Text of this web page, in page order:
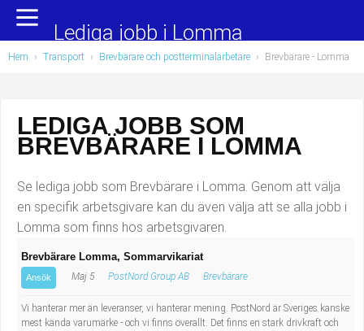
Yrkesområden
Administration, ekonomi, juridik
Chefer och verksamhetsledare
Data/IT
Försäljning, inköp, marknadsföring
Hantverksyrken
Hotell, restaurang, storhushåll
Populära jobb
Undersköterska, hemtjänst och äldreboende
Barnskötare
Lärare i förskola/Förskollärare
Lagerarbetare
Bussförare/Busschaufför
Elevassistent
Lediga jobb i Lomma
Hem › Transport › Brevbärare och postterminalarbetare › Brevbärare - Lomma
LEDIGA JOBB SOM
BREVBÄRARE I LOMMA
Se lediga jobb som Brevbärare i Lomma. Genom att välja
en specifik arbetsgivare kan du även välja att se alla jobb i
Lomma som finns hos arbetsgivaren.
Brevbärare Lomma, Sommarvikariat
Ansök Maj 5 PostNord Group AB Brevbärare
Vi hanterar mer än leveranser, vi hanterar mening. PostNord är Sveriges kanske
mest kända varumärke - och vi finns överallt. Det finns en stark drivkraft och